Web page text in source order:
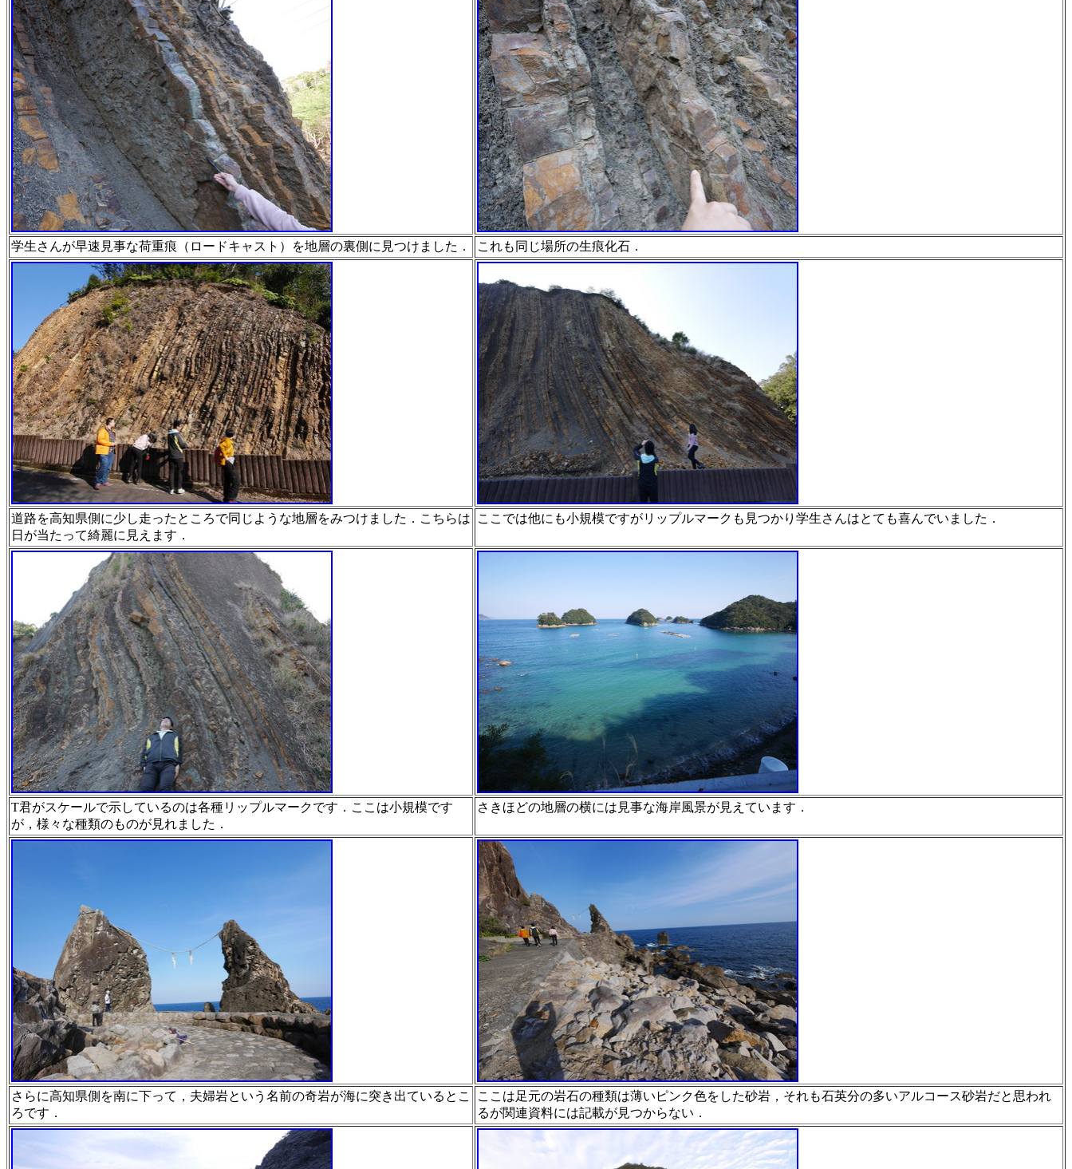
学生さんが早速見事な荷重痕（ロードキャスト）を地層の裏側に見つけました． これも同じ場所の生痕化石．
道路を高知県側に少し走ったところで同じような地層をみつけました．こちらは
日が当たって綺麗に見えます．
ここでは他にも小規模ですがリップルマークも見つかり学生さんはとても喜んでいました．
T君がスケールで示しているのは各種リップルマークです．ここは小規模です
が，様々な種類のものが見れました．
さきほどの地層の横には見事な海岸風景が見えています．
さらに高知県側を南に下って，夫婦岩という名前の奇岩が海に突き出ているとこ
ろです．
ここは足元の岩石の種類は薄いピンク色をした砂岩，それも石英分の多いアルコース砂岩だと思われ
るが関連資料には記載が見つからない．